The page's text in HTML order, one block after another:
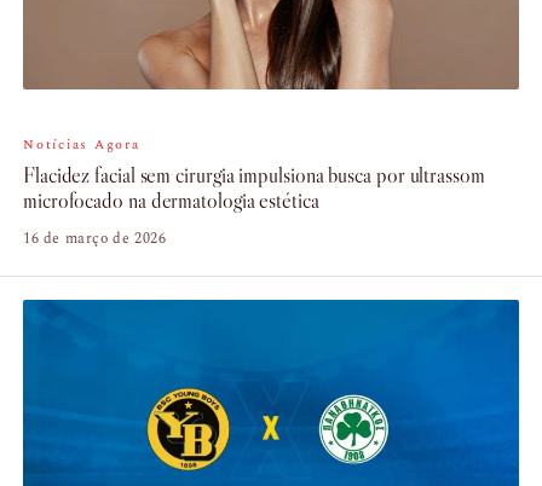
Notícias Agora
Flacidez facial sem cirurgia impulsiona busca por ultrassom
microfocado na dermatologia estética
16 de março de 2026